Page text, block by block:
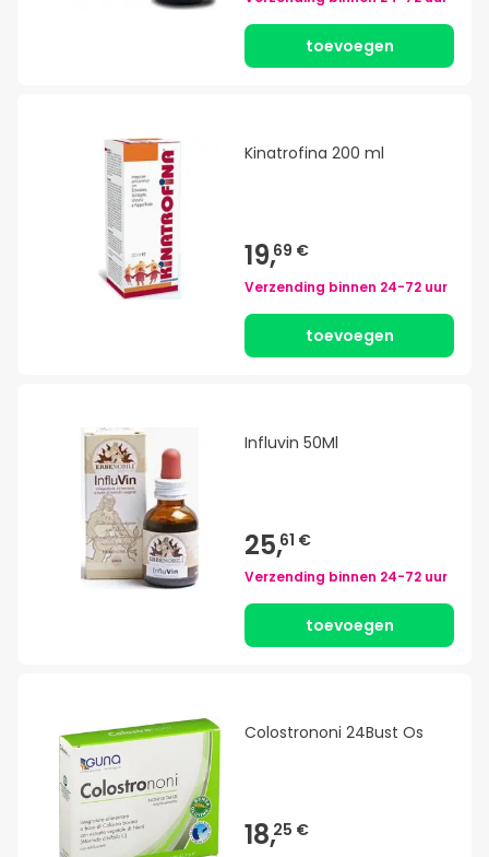
toevoegen
Kinatrofina 200 ml
19,69 €
Verzending binnen 24-72 uur
toevoegen
Influvin 50Ml
25,61 €
Verzending binnen 24-72 uur
toevoegen
Colostrononi 24Bust Os
18,25 €